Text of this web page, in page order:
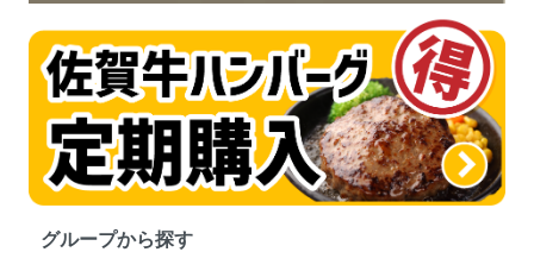
グループから探す